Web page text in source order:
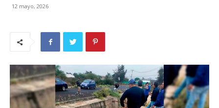
12 mayo, 2026